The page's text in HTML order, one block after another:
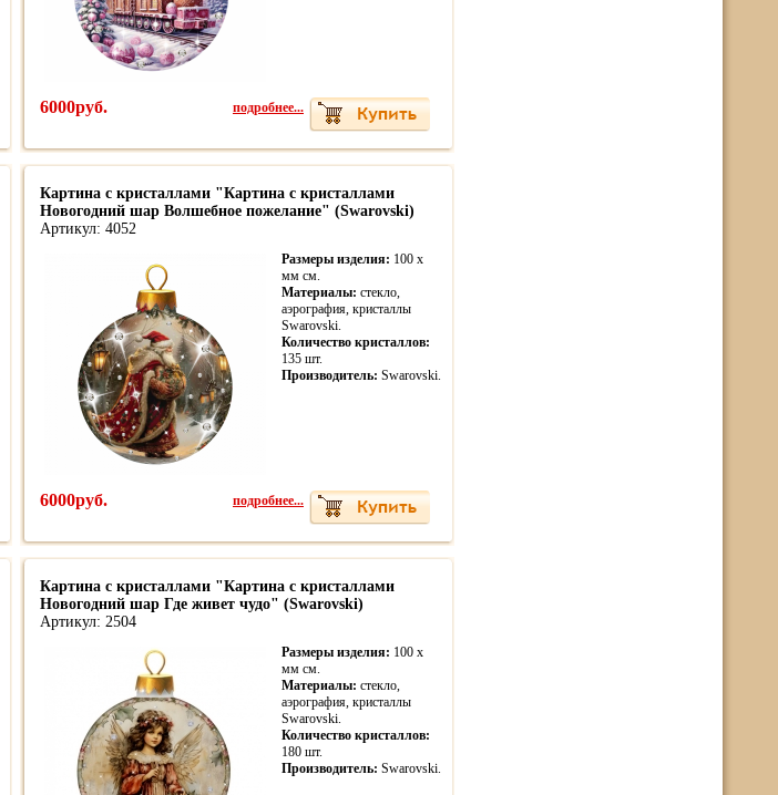
6000руб. подробнее...
Картина с кристаллами "Картина с кристаллами
Новогодний шар Волшебное пожелание" (Swarovski)
Артикул: 4052
Размеры изделия: 100 x
мм см.
Материалы: стекло,
аэрография, кристаллы
Swarovski.
Количество кристаллов:
135 шт.
Производитель: Swarovski.
6000руб. подробнее...
Картина с кристаллами "Картина с кристаллами
Новогодний шар Где живет чудо" (Swarovski)
Артикул: 2504
Размеры изделия: 100 x
мм см.
Материалы: стекло,
аэрография, кристаллы
Swarovski.
Количество кристаллов:
180 шт.
Производитель: Swarovski.